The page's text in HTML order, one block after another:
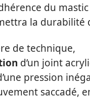
du
la durabilité
de technique,
d’un joint
pression
saccadé,